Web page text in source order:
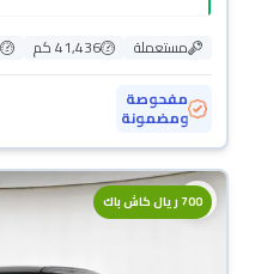
مستعملة 41,436 كم
مفحوصة
ومضمونة
700 ريال كاش باك